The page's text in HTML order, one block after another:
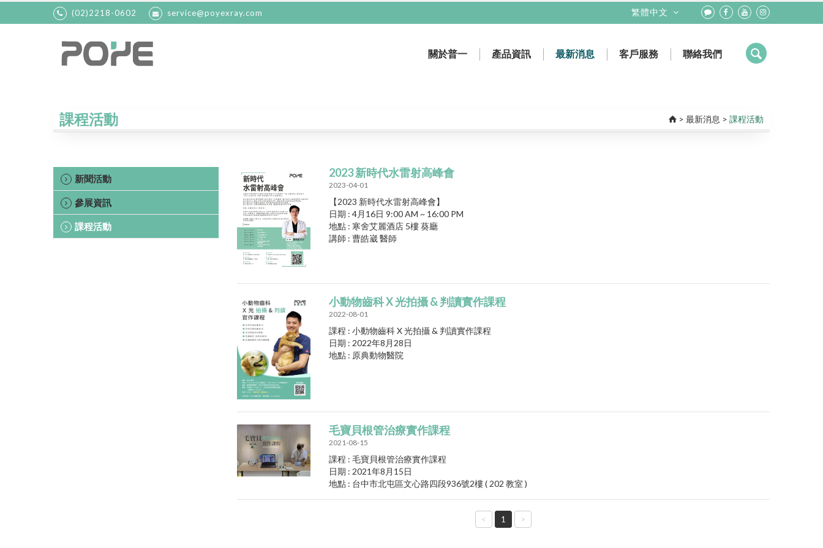
(02)2218-0602 service@poyexray.com 繁體中文
關於普一 產品資訊 最新消息 客戶服務 聯絡我們
課程活動 > 最新消息 > 課程活動
新聞活動
參展資訊
課程活動
2023 新時代水雷射高峰會
2023-04-01
【2023 新時代水雷射高峰會】
日期 : 4月16日 9:00 AM ~ 16:00 PM
地點 : 寒舍艾麗酒店 5樓 葵廳
講師 : 曹皓崴 醫師
小動物齒科 X 光拍攝 & 判讀實作課程
2022-08-01
課程 : 小動物齒科 X 光拍攝 & 判讀實作課程
日期 : 2022年8月28日
地點 : 原典動物醫院
毛寶貝根管治療實作課程
2021-08-15
課程 : 毛寶貝根管治療實作課程
日期 : 2021年8月15日
地點 : 台中市北屯區文心路四段936號2樓 ( 202 教室 )
< 1 >